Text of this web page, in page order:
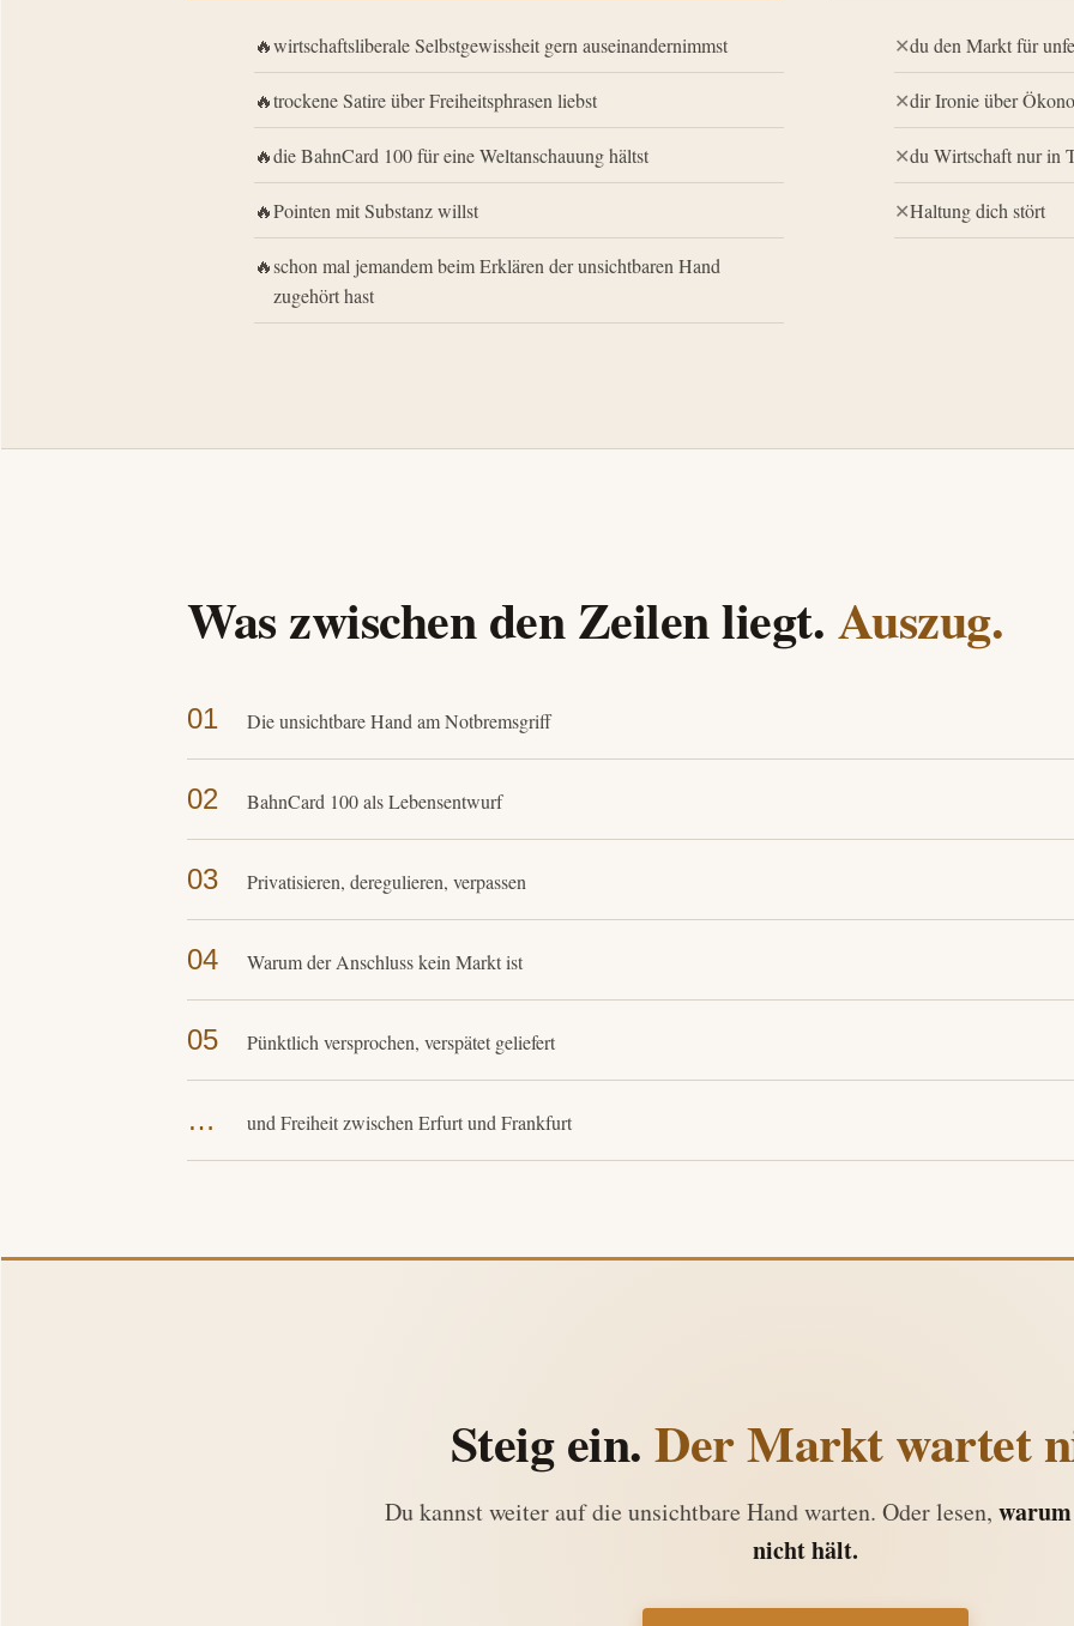
wirtschaftsliberale Selbstgewissheit gern auseinandernimmst
trockene Satire über Freiheitsphrasen liebst
die BahnCard 100 für eine Weltanschauung hältst
Pointen mit Substanz willst
schon mal jemandem beim Erklären der unsichtbaren Hand
zugehört hast
du den Markt für
dir Ironie über
du Wirtschaft nur in
Haltung dich stört
Was zwischen den Zeilen liegt.Auszug.
01 Die unsichtbare Hand am Notbremsgriff
02 BahnCard 100 als Lebensentwurf
03 Privatisieren, deregulieren, verpassen
04 Warum der Anschluss kein Markt ist
05 Pünktlich versprochen, verspätet geliefert
… und Freiheit zwischen Erfurt und Frankfurt
Steig ein.Der Markt wartet
Du kannst weiter auf die unsichtbare Hand warten. Oder lesen,
nicht hält.